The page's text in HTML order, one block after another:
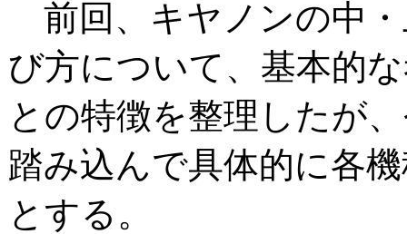
前回、キヤノンの中
び方について、基本的
との特徴を整理したが
踏み込んで具体的に各
とする。